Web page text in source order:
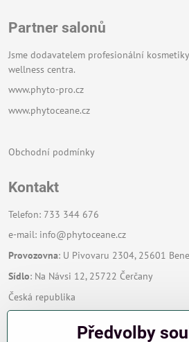
Partner salonů
Jsme dodavatelem profesionální
wellness centra.
www.phyto-pro.cz
www.phytoceane.cz
Obchodní podmínky
Kontakt
Telefon: 733 344 676
e-mail: info@phytoceane.cz
Provozovna: U Pivovaru 2304, 25601
Sídlo: Na Návsi 12, 25722 Čerčany
Česká republika
Zavoláme Vám zpět
Předvolby